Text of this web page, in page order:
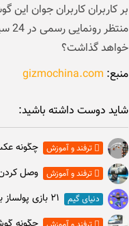
بر کاربران کاربران جوان
خواهد گذاشت؟
منبع: gizmochina.com
شاید دوست داشته باشید:
ترفند و آموزش چگونه
ترفند و آموزش وصل كردن لپ
دنیای گیم ۲۱ بازی پولساز برتر جهان برای کسب درآمد از بازی